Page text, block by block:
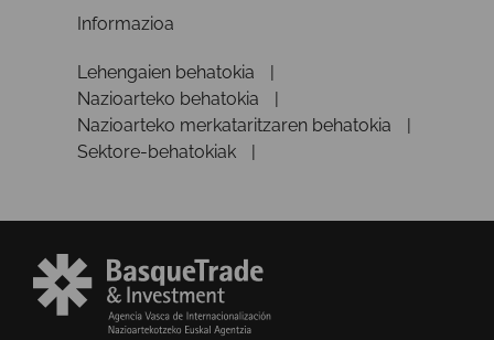
Informazioa
Lehengaien behatokia
Nazioarteko behatokia
Nazioarteko merkataritzaren behatokia
Sektore-behatokiak